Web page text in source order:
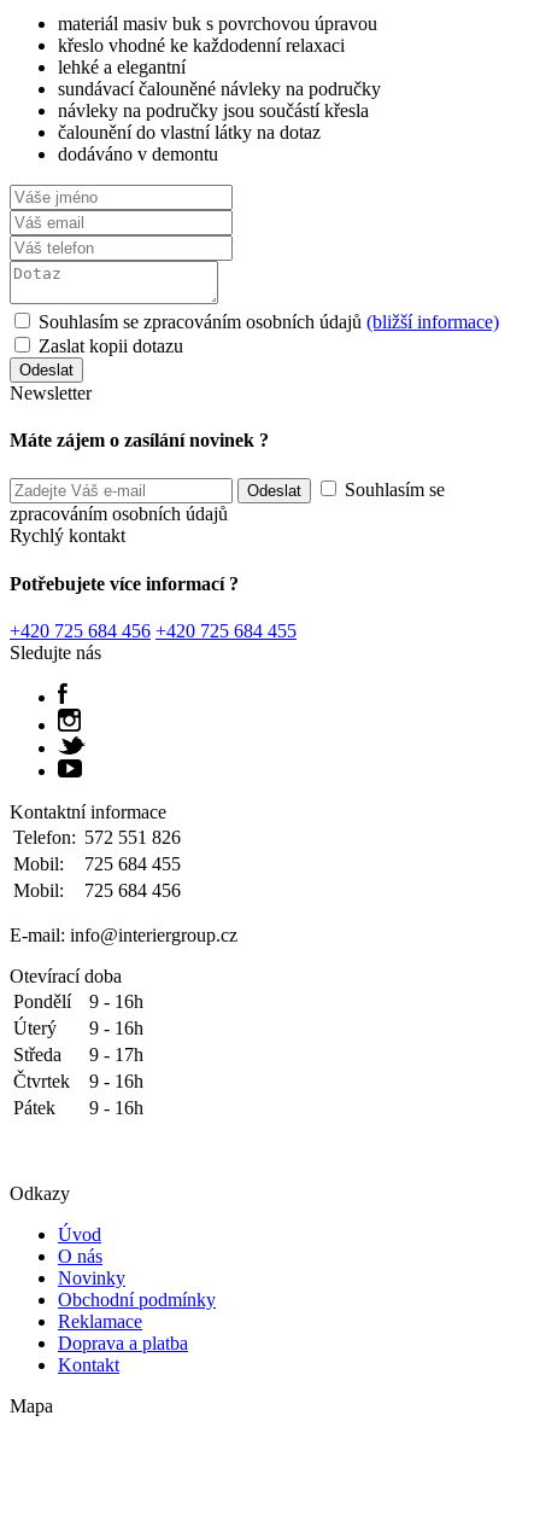
materiál masiv buk s povrchovou úpravou
křeslo vhodné ke každodenní relaxaci
lehké a elegantní
sundávací čalouněné návleky na područky
návleky na područky jsou součástí křesla
čalounění do vlastní látky na dotaz
dodáváno v demontu
Souhlasím se zpracováním osobních údajů (bližší informace)
Zaslat kopii dotazu
Newsletter
Máte zájem o zasílání novinek ?
Souhlasím se
zpracováním osobních údajů
Rychlý kontakt
Potřebujete více informací ?
+420 725 684 456 +420 725 684 455
Sledujte nás
Kontaktní informace
Telefon: 572 551 826
Mobil:
725 684 455
Mobil:
725 684 456
E-mail: info@interiergroup.cz
Otevírací doba
Pondělí
9 - 16h
Úterý
9 - 16h
Středa
9 - 17h
Čtvrtek
9 - 16h
Pátek
9 - 16h
Odkazy
Úvod
O nás
Novinky
Obchodní podmínky
Reklamace
Doprava a platba
Kontakt
Mapa